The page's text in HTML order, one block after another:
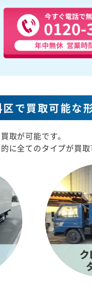
で買取可能な
取が可能です。
に全てのタイプが買